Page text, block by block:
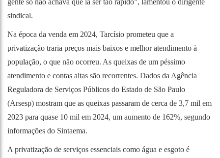
gente só não achava que ia ser tão rápido”, lamentou o dirigente
sindical.
Na época da venda em 2024, Tarcísio prometeu que a
privatização traria preços mais baixos e melhor atendimento à
população, o que não ocorreu. As queixas de um péssimo
atendimento e contas altas são recorrentes. Dados da Agência
Reguladora de Serviços Públicos do Estado de São Paulo
(Arsesp) mostram que as queixas passaram de cerca de 3,7 mil em
2023 para quase 10 mil em 2024, um aumento de 162%, segundo
informações do Sintaema.
A privatização de serviços essenciais como água e esgoto é